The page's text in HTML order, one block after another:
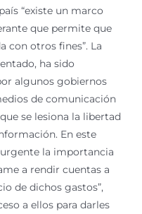
“existe un marco
que permite que
con otros fines”. La
ha sido
algunos gobiernos
de comunicación
se lesiona la libertad
En este
la importancia
a rendir cuentas a
de dichos gastos”,
a ellos para darles